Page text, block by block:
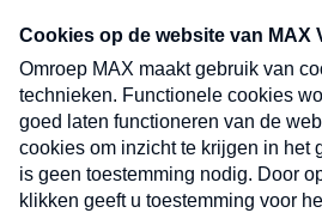
nieuwsbrief. Elke vrijdag- en
uw mailbox.